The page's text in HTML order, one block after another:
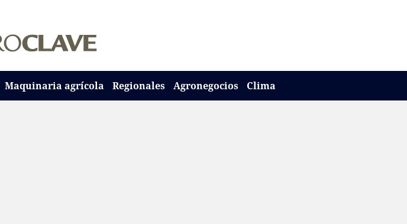
Maquinaria agrícola Regionales Agronegocios Clima